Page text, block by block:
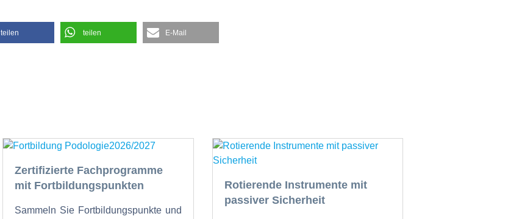
teilen teilen E-Mail
Zertifizierte Fachprogramme
mit Fortbildungspunkten
Sammeln Sie Fortbildungspunkte und
Rotierende Instrumente mit
passiver Sicherheit